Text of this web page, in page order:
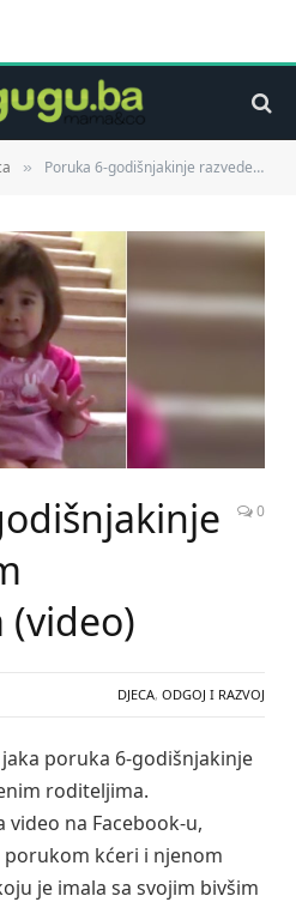
» Poruka 6-godišnjakinje razvedenim roditeljima (video)
0
DJECA, ODGOJ I RAZVOJ
poruka 6-godišnjakinje
roditeljima.
video na Facebook-u,
porukom kćeri i njenom
je imala sa svojim bivšim